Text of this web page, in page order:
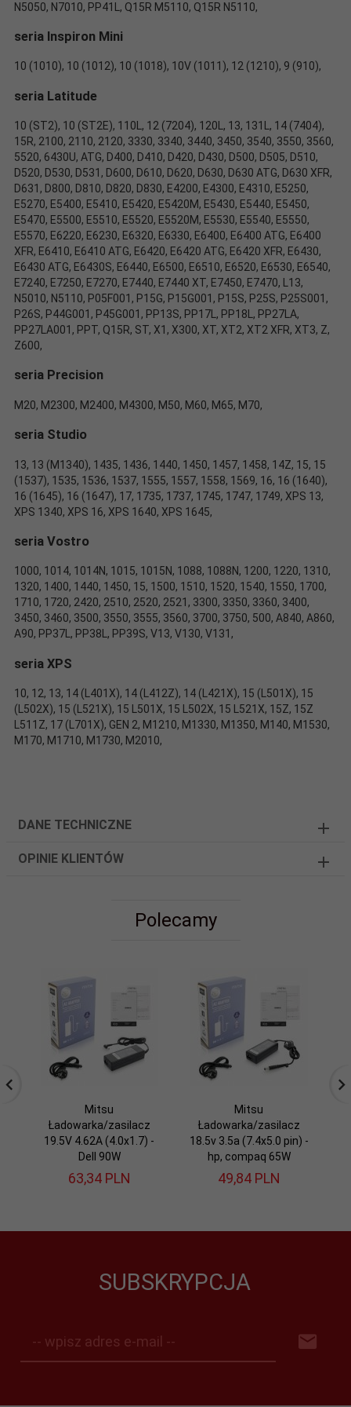
N5050, N7010, PP41L, Q15R M5110, Q15R N5110,
seria Inspiron Mini
10 (1010), 10 (1012), 10 (1018), 10V (1011), 12 (1210), 9 (910),
seria Latitude
10 (ST2), 10 (ST2E), 110L, 12 (7204), 120L, 13, 131L, 14 (7404),
15R, 2100, 2110, 2120, 3330, 3340, 3440, 3450, 3540, 3550, 3560,
5520, 6430U, ATG, D400, D410, D420, D430, D500, D505, D510,
D520, D530, D531, D600, D610, D620, D630, D630 ATG, D630 XFR,
D631, D800, D810, D820, D830, E4200, E4300, E4310, E5250,
E5270, E5400, E5410, E5420, E5420M, E5430, E5440, E5450,
E5470, E5500, E5510, E5520, E5520M, E5530, E5540, E5550,
E5570, E6220, E6230, E6320, E6330, E6400, E6400 ATG, E6400
XFR, E6410, E6410 ATG, E6420, E6420 ATG, E6420 XFR, E6430,
E6430 ATG, E6430S, E6440, E6500, E6510, E6520, E6530, E6540,
E7240, E7250, E7270, E7440, E7440 XT, E7450, E7470, L13,
N5010, N5110, P05F001, P15G, P15G001, P15S, P25S, P25S001,
P26S, P44G001, P45G001, PP13S, PP17L, PP18L, PP27LA,
PP27LA001, PPT, Q15R, ST, X1, X300, XT, XT2, XT2 XFR, XT3, Z,
Z600,
seria Precision
M20, M2300, M2400, M4300, M50, M60, M65, M70,
seria Studio
13, 13 (M1340), 1435, 1436, 1440, 1450, 1457, 1458, 14Z, 15, 15
(1537), 1535, 1536, 1537, 1555, 1557, 1558, 1569, 16, 16 (1640),
16 (1645), 16 (1647), 17, 1735, 1737, 1745, 1747, 1749, XPS 13,
XPS 1340, XPS 16, XPS 1640, XPS 1645,
seria Vostro
1000, 1014, 1014N, 1015, 1015N, 1088, 1088N, 1200, 1220, 1310,
1320, 1400, 1440, 1450, 15, 1500, 1510, 1520, 1540, 1550, 1700,
1710, 1720, 2420, 2510, 2520, 2521, 3300, 3350, 3360, 3400,
3450, 3460, 3500, 3550, 3555, 3560, 3700, 3750, 500, A840, A860,
A90, PP37L, PP38L, PP39S, V13, V130, V131,
seria XPS
10, 12, 13, 14 (L401X), 14 (L412Z), 14 (L421X), 15 (L501X), 15
(L502X), 15 (L521X), 15 L501X, 15 L502X, 15 L521X, 15Z, 15Z
L511Z, 17 (L701X), GEN 2, M1210, M1330, M1350, M140, M1530,
M170, M1710, M1730, M2010,
DANE TECHNICZNE
OPINIE KLIENTÓW
Polecamy
Mitsu
Ładowarka/zasilacz
19.5V 4.62A (4.0x1.7) -
Dell 90W
63,34 PLN
Mitsu
Ładowarka/zasilacz
18.5v 3.5a (7.4x5.0 pin) -
hp, compaq 65W
49,84 PLN
SUBSKRYPCJA
-- wpisz adres e-mail --